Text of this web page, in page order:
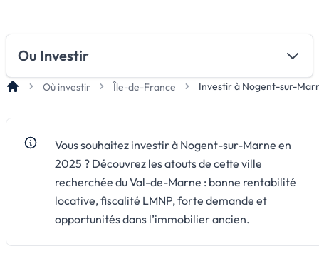
Ou Investir
Où investir Île-de-France Investir à Nogent-sur-
Vous souhaitez investir à Nogent-sur-Marne en
2025 ? Découvrez les atouts de cette ville
recherchée du Val-de-Marne : bonne rentabilité
locative, fiscalité LMNP, forte demande et
opportunités dans l’immobilier ancien.